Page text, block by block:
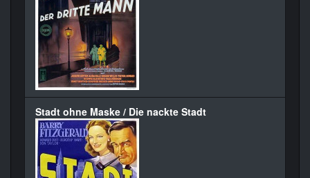
Stadt ohne Maske / Die nackte Stadt